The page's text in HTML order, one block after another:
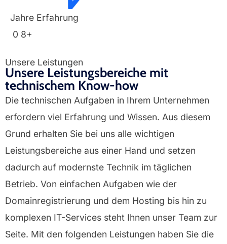
Jahre Erfahrung
0 8+
Unsere Leistungen
Unsere Leistungsbereiche mit
technischem Know-how
Die technischen Aufgaben in Ihrem Unternehmen
erfordern viel Erfahrung und Wissen. Aus diesem
Grund erhalten Sie bei uns alle wichtigen
Leistungsbereiche aus einer Hand und setzen
dadurch auf modernste Technik im täglichen
Betrieb. Von einfachen Aufgaben wie der
Domainregistrierung und dem Hosting bis hin zu
komplexen IT-Services steht Ihnen unser Team zur
Seite. Mit den folgenden Leistungen haben Sie die